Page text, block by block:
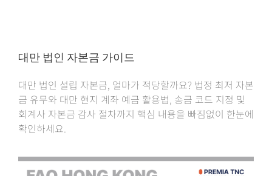
대만 법인 자본금 가이드
대만 법인 설립 자본금, 얼마가 적당할까요? 법정 최저 자본
금 유무와 대만 현지 계좌 예금 활용법, 송금 코드 지정 및
회계사 자본금 감사 절차까지 핵심 내용을 빠짐없이 한눈에
확인하세요.